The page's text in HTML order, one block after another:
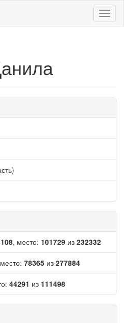
, место: 101729 из 232332
78365 из 277884
44291 из 111498